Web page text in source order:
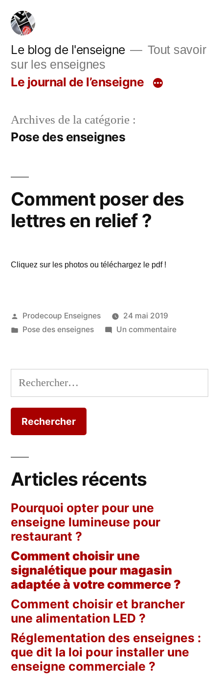
Aller
contenu
Le blog de l'enseigne
Tout savoir
sur les enseignes
Le journal de l’enseigne
Archives de la catégorie :
Pose des enseignes
Comment poser des
lettres en relief ?
Cliquez sur les photos ou téléchargez le pdf !
Publié
par
Prodecoup Enseignes
24 mai 2019
Publié
Pose des enseignes Un commentairesur
des
en
Rechercher :
Articles récents
Pourquoi opter pour une
enseigne lumineuse pour
restaurant ?
Comment choisir une
signalétique pour magasin
adaptée à votre commerce ?
Comment choisir et brancher
une alimentation LED ?
Réglementation des enseignes :
que dit la loi pour installer une
enseigne commerciale ?